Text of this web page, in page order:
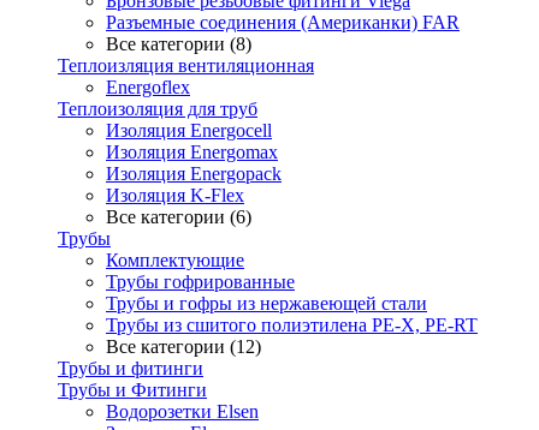
Разъемные соединения (Американки) FAR
Все категории (8)
Теплоизляция вентиляционная
Energoflex
Теплоизоляция для труб
Изоляция Energocell
Изоляция Energomax
Изоляция Energopack
Изоляция K-Flex
Все категории (6)
Трубы
Комплектующие
Трубы гофрированные
Трубы и гофры из нержавеющей стали
Трубы из сшитого полиэтилена PE-X, PE-RT
Все категории (12)
Трубы и фитинги
Трубы и Фитинги
Водорозетки Elsen